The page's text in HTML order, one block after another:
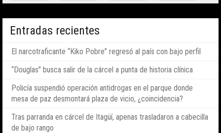
Entradas recientes
El narcotraficante “Kiko Pobre” regresó al país con bajo perfil
“Douglas” busca salir de la cárcel a punta de historia clínica
Policía suspendió operación antidrogas en el parque donde
mesa de paz desmontará plaza de vicio, ¿coincidencia?
Tras parranda en cárcel de Itagüí, apenas trasladaron a cabecilla
de bajo rango